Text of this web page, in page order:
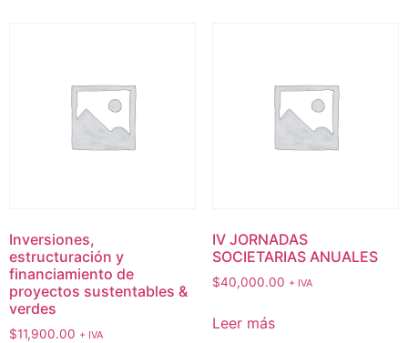
Inversiones,
estructuración y
financiamiento de
proyectos sustentables &
verdes
$11,900.00 + IVA
IV JORNADAS
SOCIETARIAS ANUALES
$40,000.00 + IVA
Leer más